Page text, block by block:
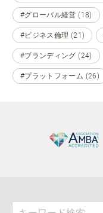
#グローバル経営 (18)
#ビジネス倫理 (21)
#ブランディング (24)
#プラットフォーム (26)